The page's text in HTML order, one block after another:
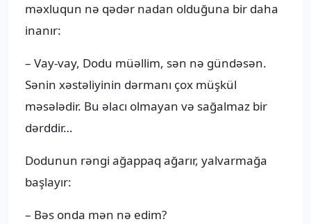
məxluqun nə qədər nadan olduğuna bir daha
inanır:
– Vay-vay, Dodu müəllim, sən nə gündəsən.
Sənin xəstəliyinin dərmanı çox müşkül
məsələdir. Bu əlacı olmayan və sağalmaz bir
dərddir…
Dodunun rəngi ağappaq ağarır, yalvarmağa
başlayır:
– Bəs onda mən nə edim?